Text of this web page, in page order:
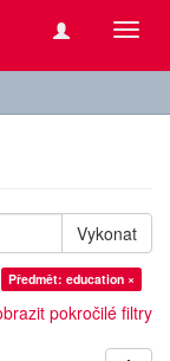
Vykonat
Předmět: education ×
pokročilé filtry